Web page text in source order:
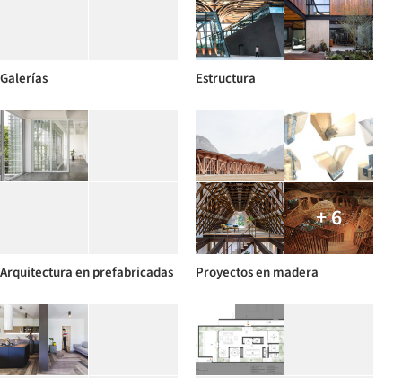
Galerías Estructura
Arquitectura en prefabricadas
+ 6
Proyectos en madera